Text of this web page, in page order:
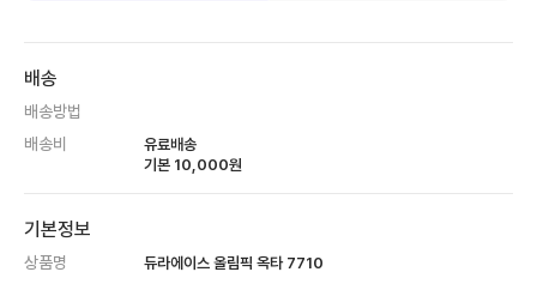
배송
배송방법
배송비
유료배송
기본 10,000원
기본정보
상품명 듀라에이스 올림픽 옥타 7710